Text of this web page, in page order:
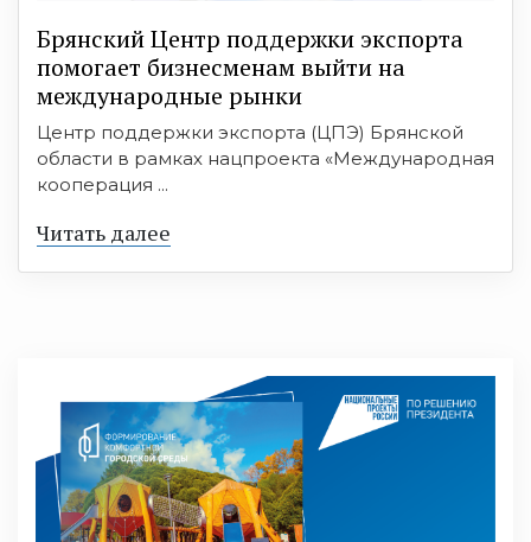
Брянский Центр поддержки экспорта
помогает бизнесменам выйти на
международные рынки
Центр поддержки экспорта (ЦПЭ) Брянской
области в рамках нацпроекта «Международная
кооперация ...
Читать далее